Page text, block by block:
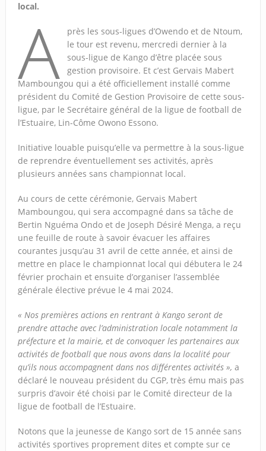
local.
A
près les sous-ligues d’Owendo et de Ntoum,
le tour est revenu, mercredi dernier à la
sous-ligue de Kango d’être placée sous
gestion provisoire. Et c’est Gervais Mabert
Mamboungou qui a été officiellement installé comme
président du Comité de Gestion Provisoire de cette sous-
ligue, par le Secrétaire général de la ligue de football de
l’Estuaire, Lin-Côme Owono Essono.
Initiative louable puisqu’elle va permettre à la sous-ligue
de reprendre éventuellement ses activités, après
plusieurs années sans championnat local.
Au cours de cette cérémonie, Gervais Mabert
Mamboungou, qui sera accompagné dans sa tâche de
Bertin Nguéma Ondo et de Joseph Désiré Menga, a reçu
une feuille de route à savoir évacuer les affaires
courantes jusqu’au 31 avril de cette année, et ainsi de
mettre en place le championnat local qui débutera le 24
février prochain et ensuite d’organiser l’assemblée
générale élective prévue le 4 mai 2024.
« Nos premières actions en rentrant à Kango seront de
prendre attache avec l’administration locale notamment la
préfecture et la mairie, et de convoquer les partenaires aux
activités de football que nous avons dans la localité pour
qu’ils nous accompagnent dans nos différentes activités », a
déclaré le nouveau président du CGP, très ému mais pas
surpris d’avoir été choisi par le Comité directeur de la
ligue de football de l’Estuaire.
Notons que la jeunesse de Kango sort de 15 année sans
activités sportives proprement dites et compte sur ce